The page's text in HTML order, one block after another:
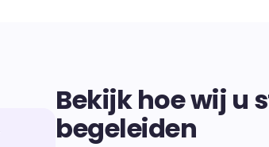
Bekijk hoe wij u
begeleiden